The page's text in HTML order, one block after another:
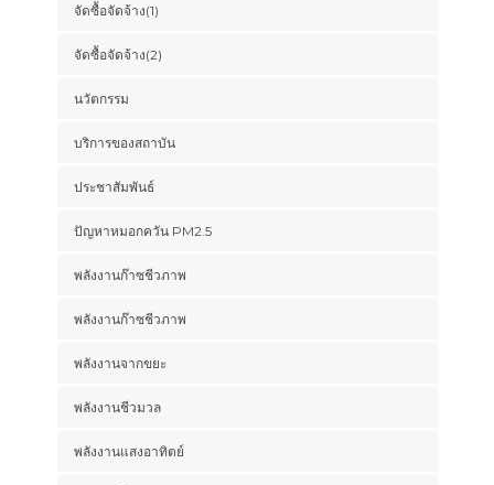
จัดซื้อจัดจ้าง(1)
จัดซื้อจัดจ้าง(2)
นวัตกรรม
บริการของสถาบัน
ประชาสัมพันธ์
ปัญหาหมอกควัน PM2.5
พลังงานก๊าซชีวภาพ
พลังงานก๊าซชีวภาพ
พลังงานจากขยะ
พลังงานชีวมวล
พลังงานแสงอาทิตย์